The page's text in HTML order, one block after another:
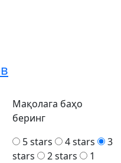
Мақолага баҳо
беринг
5 stars
4 stars
3
stars
2 stars
1